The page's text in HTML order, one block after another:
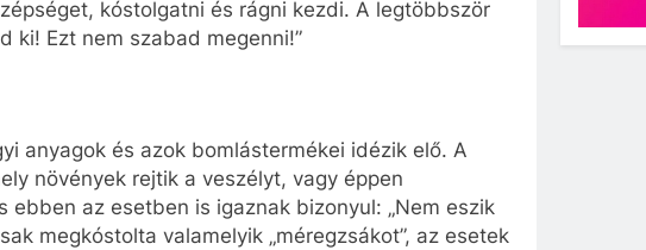
kóstolgatni és rágni kezdi. A legtöbbször
ki! Ezt nem szabad megenni!”
anyagok és azok bomlástermékei idézik elő. A
növények rejtik a veszélyt, vagy éppen
az esetben is igaznak bizonyul: „Nem eszik
megkóstolta valamelyik „méregzsákot”, az esetek